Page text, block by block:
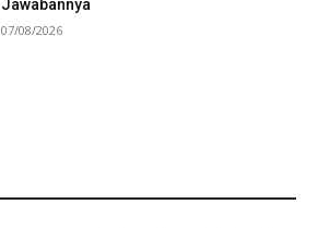
Jawabannya
07/08/2026